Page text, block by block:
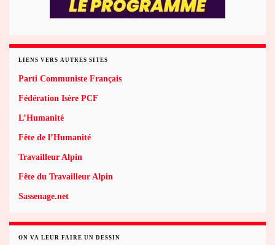
LIENS VERS AUTRES SITES
Parti Communiste Français
Fédération Isère PCF
L’Humanité
Fête de l’Humanité
Travailleur Alpin
Fête du Travailleur Alpin
Sassenage.net
ON VA LEUR FAIRE UN DESSIN